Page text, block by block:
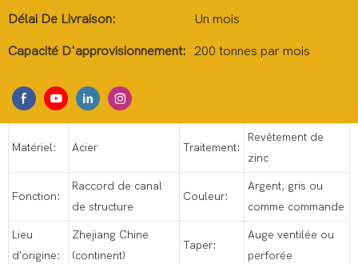
Délai De Livraison: Un mois
Capacité D'approvisionnement: 200 tonnes par mois
Matériel: Acier Traitement:
Revêtement de
zinc
Fonction:
Raccord de canal
de structure
Couleur:
Argent, gris ou
comme commande
Lieu
d'origine:
Zhejiang Chine
(continent)
Taper:
Auge ventilée ou
perforée